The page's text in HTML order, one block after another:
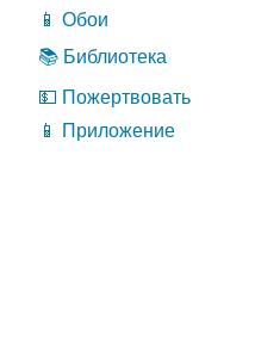
📱 Обои
📚 Библиотека
💵 Пожертвовать
📱 Приложение